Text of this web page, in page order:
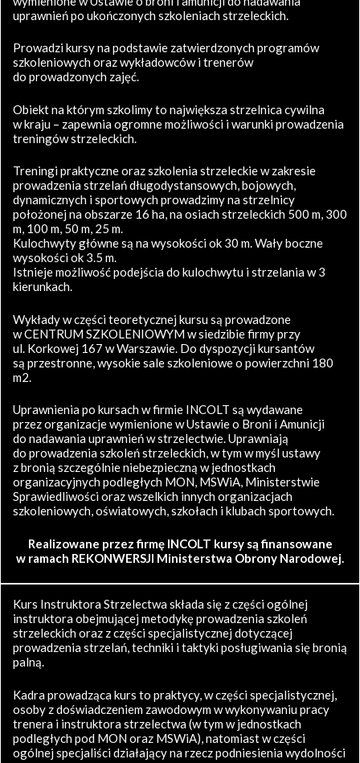
uprawnień po ukończonych szkoleniach strzeleckich.
Prowadzi kursy na podstawie zatwierdzonych programów
szkoleniowych oraz wykładowców i trenerów
do prowadzonych zajęć.
Obiekt na którym szkolimy to największa strzelnica cywilna
w kraju – zapewnia ogromne możliwości i warunki prowadzenia
treningów strzeleckich.
Treningi praktyczne oraz szkolenia strzeleckie w zakresie
prowadzenia strzelań długodystansowych, bojowych,
dynamicznych i sportowych prowadzimy na strzelnicy
położonej na obszarze 16 ha, na osiach strzeleckich 500 m, 300
m, 100 m, 50 m, 25 m.
Kulochwyty główne są na wysokości ok 30 m. Wały boczne
wysokości ok 3.5 m.
Istnieje możliwość podejścia do kulochwytu i strzelania w 3
kierunkach.
Wykłady w części teoretycznej kursu są prowadzone
w CENTRUM SZKOLENIOWYM w siedzibie firmy przy
ul. Korkowej 167 w Warszawie. Do dyspozycji kursantów
są przestronne, wysokie sale szkoleniowe o powierzchni 180
m2.
Uprawnienia po kursach w firmie INCOLT są wydawane
przez organizacje wymienione w Ustawie o Broni i Amunicji
do nadawania uprawnień w strzelectwie. Uprawniają
do prowadzenia szkoleń strzeleckich, w tym w myśl ustawy
z bronią szczególnie niebezpieczną w jednostkach
organizacyjnych podległych MON, MSWiA, Ministerstwie
Sprawiedliwości oraz wszelkich innych organizacjach
szkoleniowych, oświatowych, szkołach i klubach sportowych.
Realizowane przez firmę INCOLT kursy są finansowane
w ramach REKONWERSJI Ministerstwa Obrony Narodowej.
Kurs Instruktora Strzelectwa składa się z części ogólnej
instruktora obejmującej metodykę prowadzenia szkoleń
strzeleckich oraz z części specjalistycznej dotyczącej
prowadzenia strzelań, techniki i taktyki posługiwania się bronią
palną.
Kadra prowadząca kurs to praktycy, w części specjalistycznej,
osoby z doświadczeniem zawodowym w wykonywaniu pracy
trenera i instruktora strzelectwa (w tym w jednostkach
podległych pod MON oraz MSWiA), natomiast w części
ogólnej specjaliści działający na rzecz podniesienia wydolności